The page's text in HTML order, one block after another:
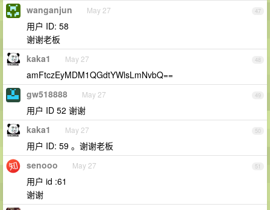
47
wanganjun May 27
用户 ID: 58
谢谢老板
48
kaka1 May 27
amFtczEyMDM1QGdtYWlsLmNvbQ==
49
gw518888 May 27
用户 ID 52 谢谢
50
kaka1 May 27
用户 ID: 59 。谢谢老板
51
senooo May 27
用户 id :61
谢谢